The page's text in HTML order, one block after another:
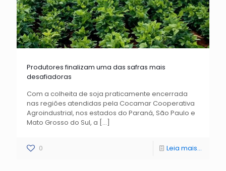
Produtores finalizam uma das safras mais
desafiadoras
Com a colheita de soja praticamente encerrada
nas regiões atendidas pela Cocamar Cooperativa
Agroindustrial, nos estados do Paraná, São Paulo e
Mato Grosso do Sul, a […]
0 Leia mais...